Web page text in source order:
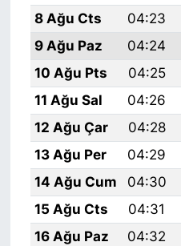
8 Ağu Cts
04:23
9 Ağu Paz
04:24
10 Ağu Pts
04:25
11 Ağu Sal
04:26
12 Ağu Çar
04:28
13 Ağu Per
04:29
14 Ağu Cum
04:30
15 Ağu Cts
04:31
16 Ağu Paz
04:32